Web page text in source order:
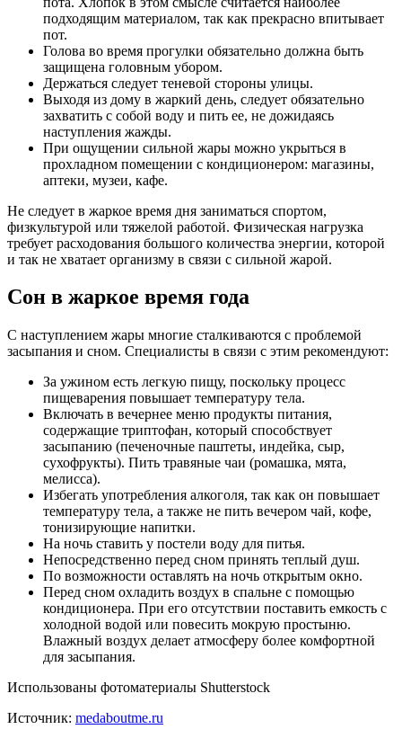
подходящим материалом, так как прекрасно впитывает
пот.
Голова во время прогулки обязательно должна быть
защищена головным убором.
Держаться следует теневой стороны улицы.
Выходя из дому в жаркий день, следует обязательно
захватить с собой воду и пить ее, не дожидаясь
наступления жажды.
При ощущении сильной жары можно укрыться в
прохладном помещении с кондиционером: магазины,
аптеки, музеи, кафе.
Не следует в жаркое время дня заниматься спортом,
физкультурой или тяжелой работой. Физическая нагрузка
требует расходования большого количества энергии, которой
и так не хватает организму в связи с сильной жарой.
Сон в жаркое время года
С наступлением жары многие сталкиваются с проблемой
засыпания и сном. Специалисты в связи с этим рекомендуют:
За ужином есть легкую пищу, поскольку процесс
пищеварения повышает температуру тела.
Включать в вечернее меню продукты питания,
содержащие триптофан, который способствует
засыпанию (печеночные паштеты, индейка, сыр,
сухофрукты). Пить травяные чаи (ромашка, мята,
мелисса).
Избегать употребления алкоголя, так как он повышает
температуру тела, а также не пить вечером чай, кофе,
тонизирующие напитки.
На ночь ставить у постели воду для питья.
Непосредственно перед сном принять теплый душ.
По возможности оставлять на ночь открытым окно.
Перед сном охладить воздух в спальне с помощью
кондиционера. При его отсутствии поставить емкость с
холодной водой или повесить мокрую простыню.
Влажный воздух делает атмосферу более комфортной
для засыпания.
Использованы фотоматериалы Shutterstock
Источник: medaboutme.ru